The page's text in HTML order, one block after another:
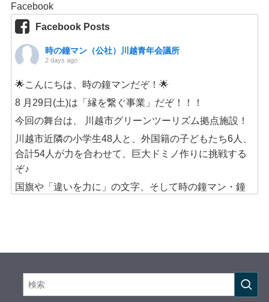
Facebook
Facebook Posts
時の鐘マン（公社）川越青年会議所
2 days ago
🌟こんにちは、時の鐘マンだぞ！🌟
8 月29日(土)は「縁を繋ぐ事業」だぞ！！！
今回の舞台は、 川越市グリーンツーリズム拠点施設！
川越市近隣の小学生48人と、外国籍の子どもたち6人、
合計54人が力を合わせて、巨大ドミノ作りに挑戦する
ぞ♪
国旗や「違いを力に」の文字、そして時の鐘マン・鐘
考える力・協力する力・仲間を思いやる心を育み、 国
や言葉の違いを超えて、新しい「縁」をつないでいく
ぞ！！